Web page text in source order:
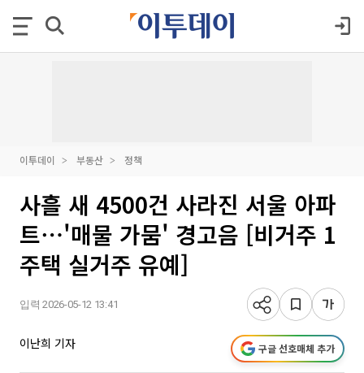
이투데이 부동산 정책
사흘 새 4500건 사라진 서울 아파
트⋯'매물 가뭄' 경고음 [비거주 1
주택 실거주 유예]
입력 2026-05-12 13:41
이난희 기자 구글 선호매체 추가